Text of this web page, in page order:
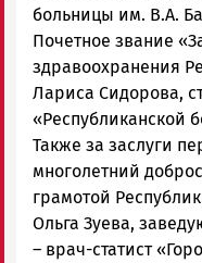
больницы им. В.А.
Почетное звание
здравоохранения
Лариса Сидорова,
«Республиканской
Также за заслуги
многолетний
грамотой
Ольга Зуева,
– врач-статист